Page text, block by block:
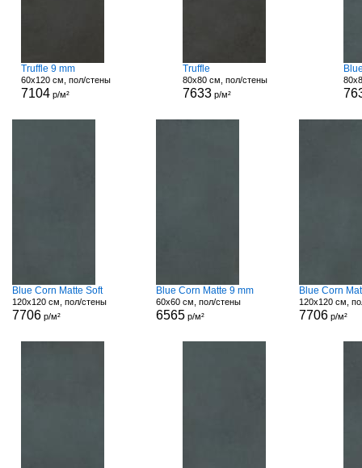
Truffle 9 mm
60x120 см, пол/стены
7104 р/м²
Truffle
80x80 см, пол/стены
7633р/м²
Blue Corn Matte Soft
120x120 см, пол/стены
7706 р/м²
Blue Corn Matte 9 mm
60x60 см, пол/стены
6565р/м²
Blue Corn
120x120 см,
7706р/м²